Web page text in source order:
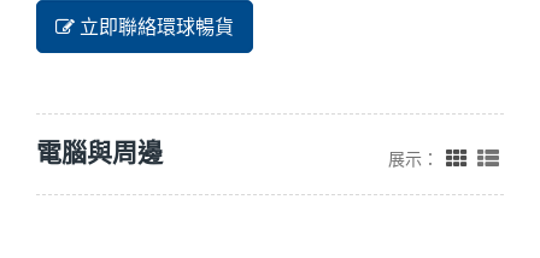
立即聯絡環球暢貨
電腦與周邊 展示：